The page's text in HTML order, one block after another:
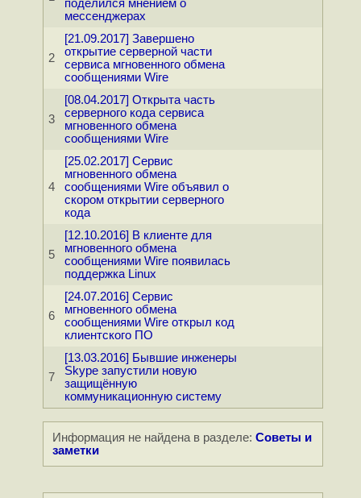
поделился мнением о
мессенджерах
2
[21.09.2017] Завершено
открытие серверной части
сервиса мгновенного обмена
сообщениями Wire
3
[08.04.2017] Открыта часть
серверного кода сервиса
мгновенного обмена
сообщениями Wire
4
[25.02.2017] Сервис
мгновенного обмена
сообщениями Wire объявил о
скором открытии серверного
кода
5
[12.10.2016] В клиенте для
мгновенного обмена
сообщениями Wire появилась
поддержка Linux
6
[24.07.2016] Сервис
мгновенного обмена
сообщениями Wire открыл код
клиентского ПО
7
[13.03.2016] Бывшие инженеры
Skype запустили новую
защищённую
коммуникационную систему
Информация не найдена в разделе: Советы и
заметки